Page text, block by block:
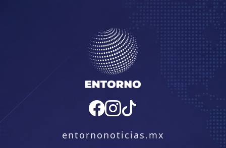
entornonoticias.mx